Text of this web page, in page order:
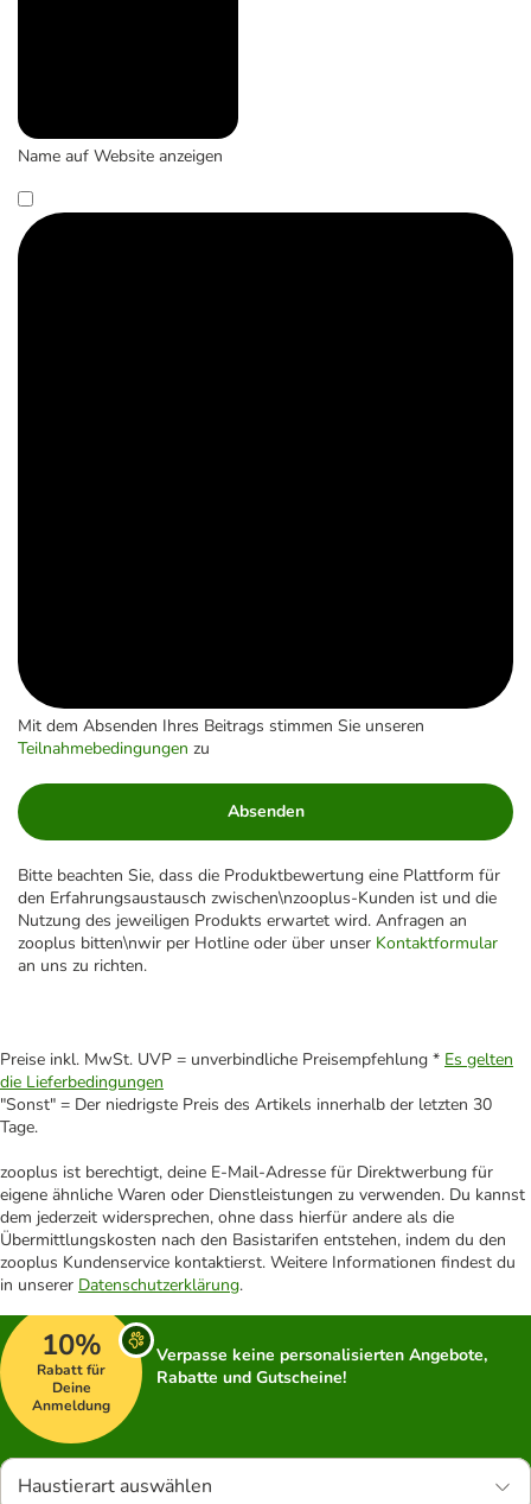
Name auf Website anzeigen
Mit dem Absenden Ihres Beitrags stimmen Sie unseren
Teilnahmebedingungen zu
Absenden
Bitte beachten Sie, dass die Produktbewertung eine Plattform für
den Erfahrungsaustausch zwischen\nzooplus-Kunden ist und die
Nutzung des jeweiligen Produkts erwartet wird. Anfragen an
zooplus bitten\nwir per Hotline oder über unser Kontaktformular
an uns zu richten.
Preise inkl. MwSt. UVP = unverbindliche Preisempfehlung * Es gelten
die Lieferbedingungen
"Sonst" = Der niedrigste Preis des Artikels innerhalb der letzten 30
Tage.
zooplus ist berechtigt, deine E-Mail-Adresse für Direktwerbung für
eigene ähnliche Waren oder Dienstleistungen zu verwenden. Du kannst
dem jederzeit widersprechen, ohne dass hierfür andere als die
Übermittlungskosten nach den Basistarifen entstehen, indem du den
zooplus Kundenservice kontaktierst. Weitere Informationen findest du
in unserer Datenschutzerklärung.
10%
Rabatt für
Deine
Anmeldung
Verpasse keine personalisierten Angebote,
Rabatte und Gutscheine!
Haustierart auswählen